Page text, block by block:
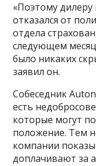
«Поэтому
отказался от
отдела
следующем
было никаких
заявил он.
Собеседник
есть
которые могут
положение. Тем
компании
доплачивают за